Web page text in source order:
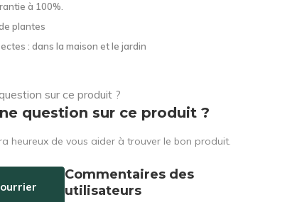
à 100%.
plantes
: dans la maison et le jardin
question sur ce produit ?
heureux de vous aider à trouver le bon produit.
Commentaires des
utilisateurs